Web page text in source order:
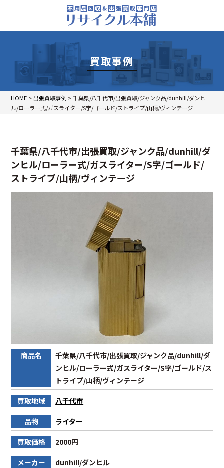
買取事例
HOME > 出張買取事例 >千葉県/八千代市/出張買取/ジャンク品/dunhill/ダンヒ
ル/ローラー式/ガスライター/S字/ゴールド/ストライプ/山柄/ヴィンテージ
千葉県/八千代市/出張買取/ジャンク品/dunhill/ダ
ンヒル/ローラー式/ガスライター/S字/ゴールド/
ストライプ/山柄/ヴィンテージ
商品名
千葉県/八千代市/出張買取/ジャンク品/dunhill/ダ
ンヒル/ローラー式/ガスライター/S字/ゴールド/ス
トライプ/山柄/ヴィンテージ
買取地域 八千代市
品物 ライター
買取価格 2000円
メーカー dunhill/ダンヒル